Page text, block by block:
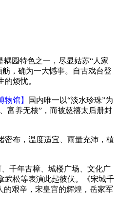
园特色之一，尽显姑苏“人家
，确为一大憾事。自古戏台登
烦忧。
物馆】
国内唯一以“淡水珍珠”为
富养无核”，而被慈禧太后册封
密布，温度适宜、雨量充沛，植
千年古樟、城楼广场、文化广
武松等表演此起彼伏。《宋城千
的艰辛，宋皇宫的辉煌，岳家军